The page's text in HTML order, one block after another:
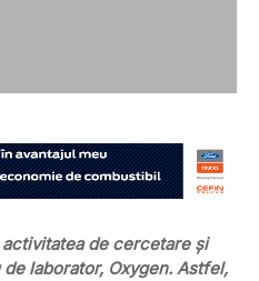
de cercetare și
laborator, Oxygen. Astfel,